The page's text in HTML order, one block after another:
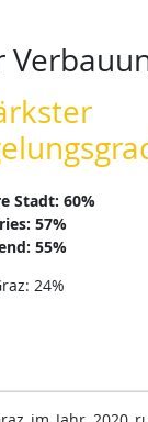
Stadt: 60%
57%
55%
24%